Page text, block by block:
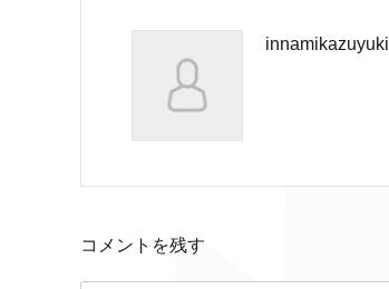
innamikazuyuki
コメントを残す